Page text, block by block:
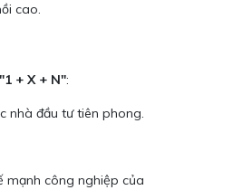
cao.
"1 + X + N":
nhà đầu tư tiên phong.
mạnh công nghiệp của